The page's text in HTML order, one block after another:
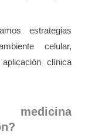
estrategias
celular,
clínica